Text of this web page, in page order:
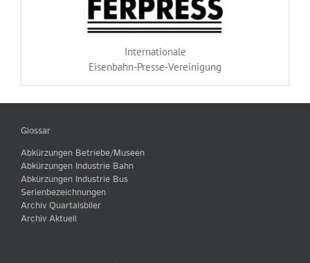
Internationale
Eisenbahn-Presse-Vereinigung
Glossar
Abkürzungen Betriebe/Museen
Abkürzungen Industrie Bahn
Abkürzungen Industrie Bus
Serienbezeichnungen
Archiv Quartalsbiler
Archiv Aktuell